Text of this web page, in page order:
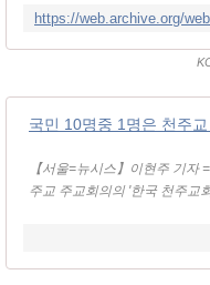
국민 10명중 1명은 천주
【서울=뉴시스】이현주 기
주교 주교회의의 '한국 천주교회